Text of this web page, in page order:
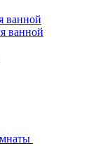
ванной
ванной